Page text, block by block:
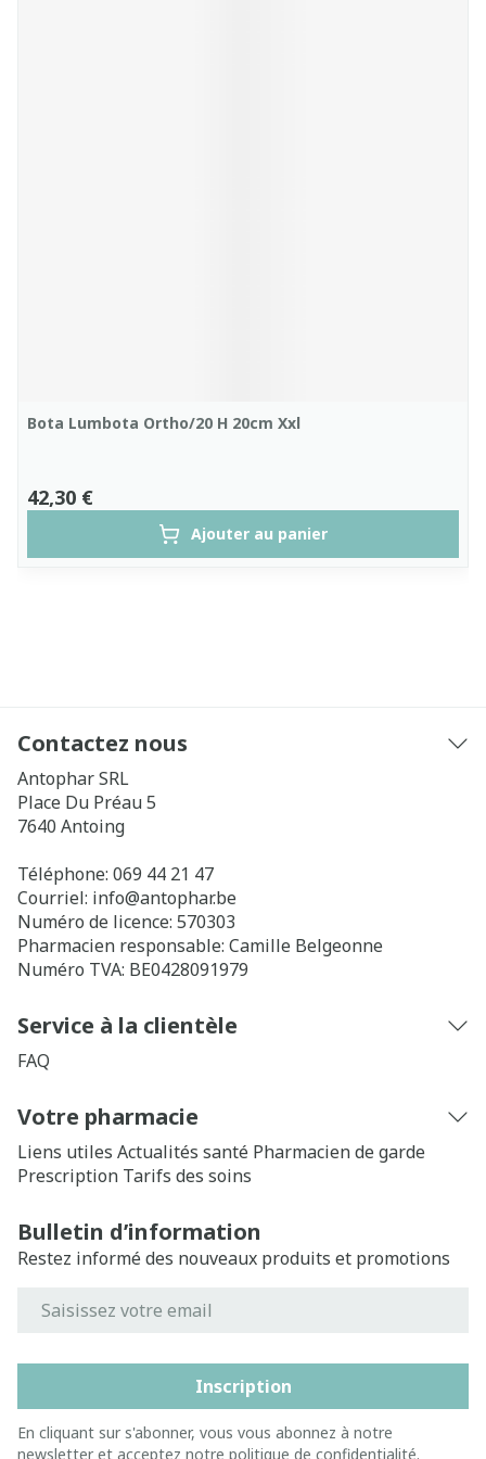
Bota Lumbota Ortho/20 H 20cm Xxl
42,30 €
Ajouter au panier
Contactez nous
Antophar SRL
Place Du Préau 5
7640 Antoing
Téléphone: 069 44 21 47
Courriel: info@antophar.be
Numéro de licence: 570303
Pharmacien responsable: Camille Belgeonne
Numéro TVA: BE0428091979
Service à la clientèle
FAQ
Votre pharmacie
Liens utiles Actualités santé Pharmacien de garde
Prescription Tarifs des soins
Bulletin d’information
Restez informé des nouveaux produits et promotions
Inscription
En cliquant sur s'abonner, vous vous abonnez à notre
newsletter et acceptez notre politique de confidentialité.